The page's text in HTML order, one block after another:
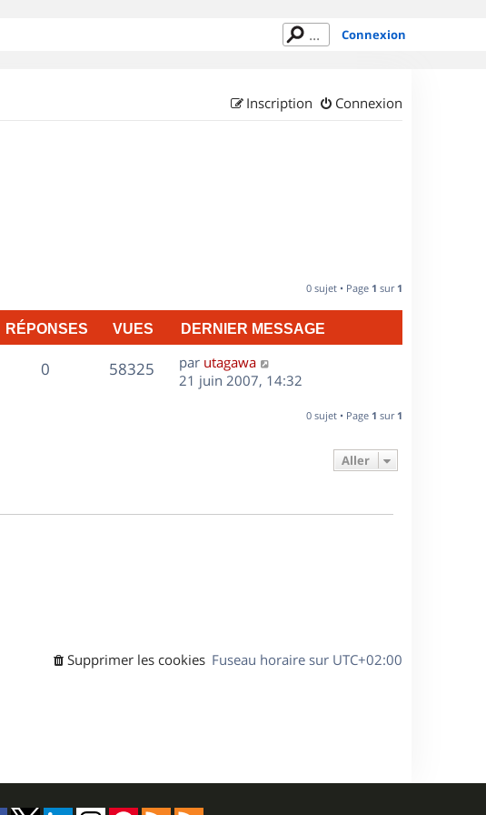
Connexion
Connexion
Inscription
0 sujet • Page 1 sur 1
RÉPONSES VUES DERNIER MESSAGE
0R
58325V
D
e
par utagawa
21 juin 2007, 14:32
0 sujet • Page 1 sur 1
Aller
Fuseau horaire sur UTC+02:00
Supprimer les cookies